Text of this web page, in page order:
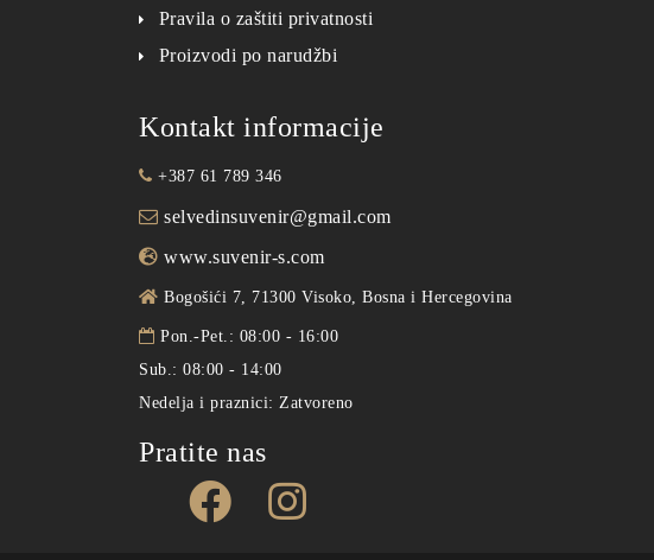
Pravila o zaštiti privatnosti
Proizvodi po narudžbi
Kontakt informacije
+387 61 789 346
selvedinsuvenir@gmail.com
www.suvenir-s.com
Bogošići 7, 71300 Visoko, Bosna i Hercegovina
Pon.-Pet.: 08:00 - 16:00
Sub.: 08:00 - 14:00
Nedelja i praznici: Zatvoreno
Pratite nas